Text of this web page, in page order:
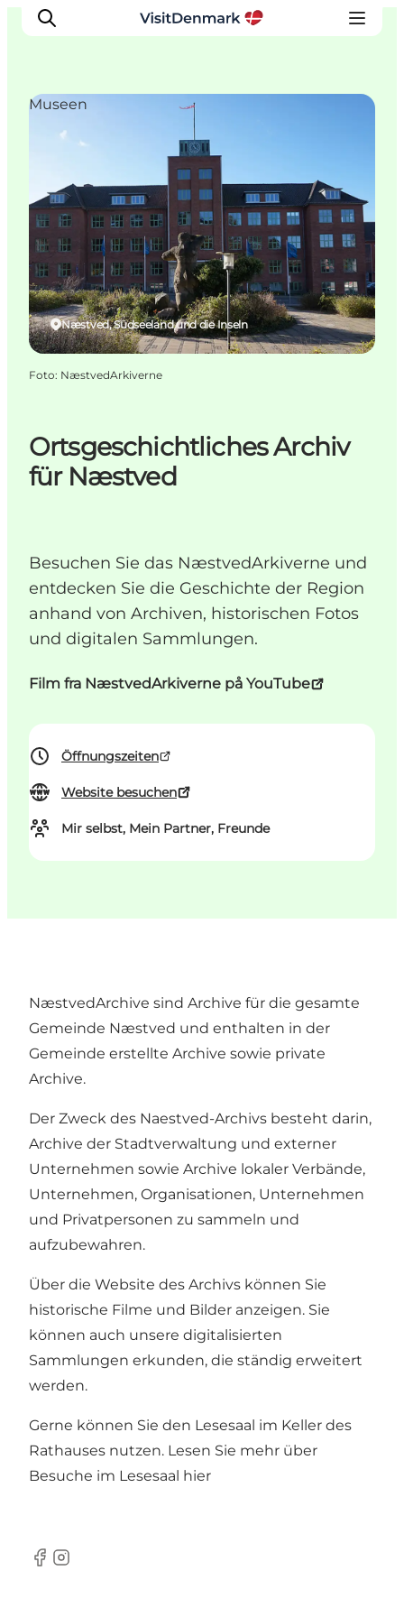
Regionen
Erlebnisse
Unterkünfte
Reiseplanung
Ortsgeschichtliches Archiv
für Næstved
Besuchen Sie das NæstvedArkiverne und
entdecken Sie die Geschichte der Region
anhand von Archiven, historischen Fotos
und digitalen Sammlungen.
Film fra NæstvedArkiverne på YouTube
Öffnungszeiten
Website besuchen
Mir selbst, Mein Partner, Freunde
Næstved, Südseeland und die Inseln
Museen
Foto: NæstvedArkiverne
NæstvedArchive sind Archive für die gesamte
Gemeinde Næstved und enthalten in der
Gemeinde erstellte Archive sowie private
Archive.
Der Zweck des Naestved-Archivs besteht darin,
Archive der Stadtverwaltung und externer
Unternehmen sowie Archive lokaler Verbände,
Unternehmen, Organisationen, Unternehmen
und Privatpersonen zu sammeln und
aufzubewahren.
Über die Website des Archivs können Sie
historische Filme und Bilder anzeigen. Sie
können auch unsere digitalisierten
Sammlungen erkunden, die ständig erweitert
werden.
Gerne können Sie den Lesesaal im Keller des
Rathauses nutzen. Lesen Sie mehr über
Besuche im Lesesaal hier
Facebook
Instagram